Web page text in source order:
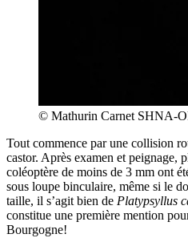
© Mathurin Carnet SHNA-
Tout commence par une collision
castor. Après examen et peignage,
coléoptère de moins de 3 mm ont
sous loupe binculaire, même si le
taille, il s’agit bien de Platypsyllus
constitue une première mention
Bourgogne!